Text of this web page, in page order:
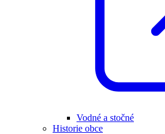
Vodné a stočné
Historie obce